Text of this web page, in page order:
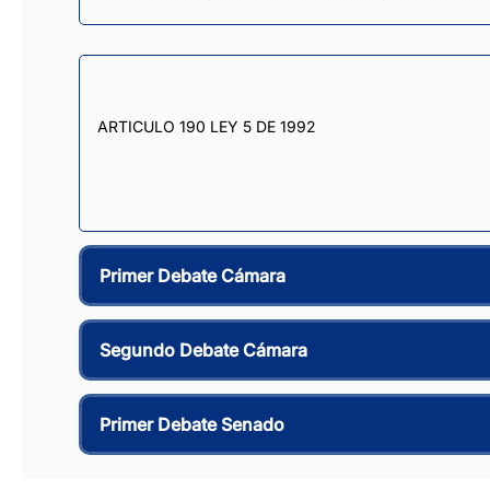
ARTICULO 190 LEY 5 DE 1992
Primer Debate Cámara
Segundo Debate Cámara
Primer Debate Senado